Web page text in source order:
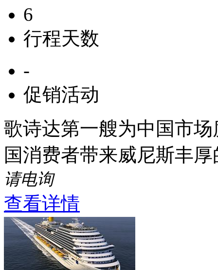
6
行程天数
-
促销活动
歌诗达第一艘为中国市
国消费者带来威尼斯丰
请电询
查看详情